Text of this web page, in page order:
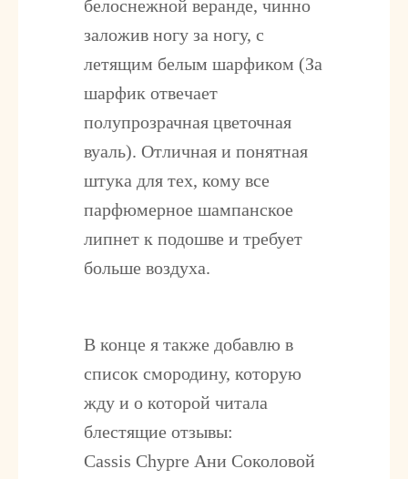
белоснежной веранде, чинно
заложив ногу за ногу, с
летящим белым шарфиком (За
шарфик отвечает
полупрозрачная цветочная
вуаль). Отличная и понятная
штука для тех, кому все
парфюмерное шампанское
липнет к подошве и требует
больше воздуха.
В конце я также добавлю в
список смородину, которую
жду и о которой читала
блестящие отзывы:
Cassis Chypre Ани Соколовой